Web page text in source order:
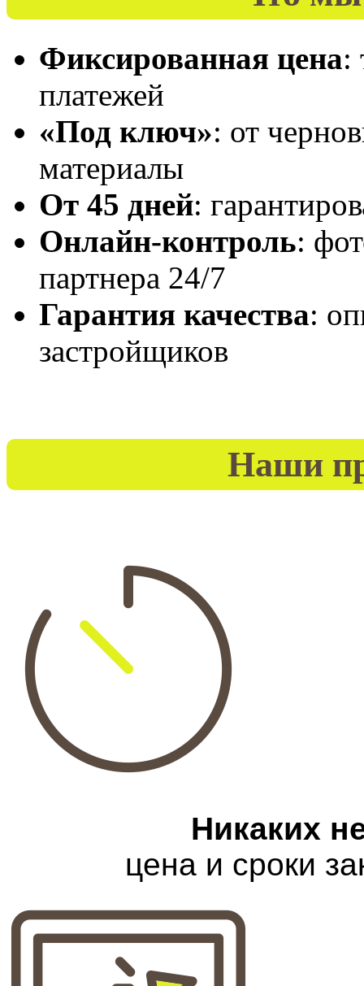
Фиксированная цена:
платежей
«Под ключ»: от
материалы
От 45 дней:
Онлайн-контроль:
партнера 24/7
Гарантия качества:
застройщиков
Наши
Никаких
цена и сроки